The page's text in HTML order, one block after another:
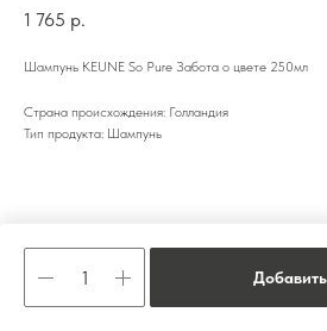
1 765 р.
Шампунь KEUNE So Pure Забота о цвете 250мл
Страна происхождения: Голландия
Тип продукта: Шампунь